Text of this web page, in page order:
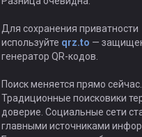
Для сохранения приватности
используйте qrz.to —
генератор QR-кодов.
Поиск меняется прямо сейчас.
Традиционные поисковики
доверие. Социальные сети
главными источниками